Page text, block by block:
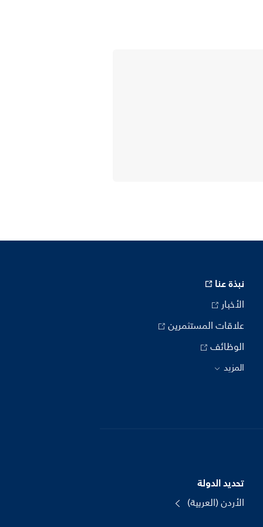
نبذة عنا
الأخبار
علاقات المستثمرين
الوظائف
المزيد
تحديد الدولة
الأردن (العربية)